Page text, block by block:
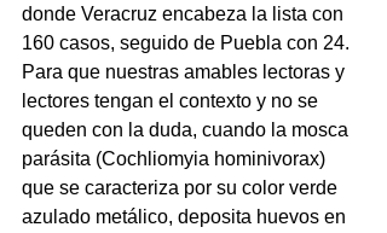
donde Veracruz encabeza la lista con
160 casos, seguido de Puebla con 24.
Para que nuestras amables lectoras y
lectores tengan el contexto y no se
queden con la duda, cuando la mosca
parásita (Cochliomyia hominivorax)
que se caracteriza por su color verde
azulado metálico, deposita huevos en